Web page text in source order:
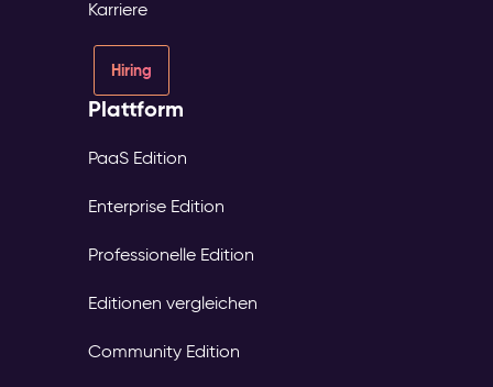
Karriere
Hiring
Plattform
PaaS Edition
Enterprise Edition
Professionelle Edition
Editionen vergleichen
Community Edition